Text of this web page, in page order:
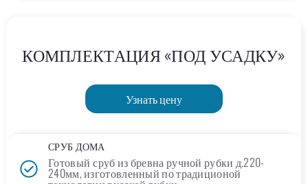
КОМПЛЕКТАЦИЯ «ПОД УСАДКУ»
Узнать цену
СРУБ ДОМА
Готовый срубиз бревна ручной рубки д.220-
240мм, изготовленный по традиционой